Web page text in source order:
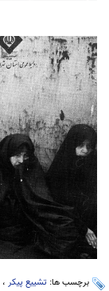
برچسب ها: تشییع پیکر ،